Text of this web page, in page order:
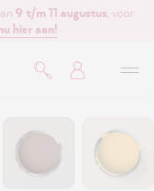
9 t/m 11 augustus , voor
hier aan!